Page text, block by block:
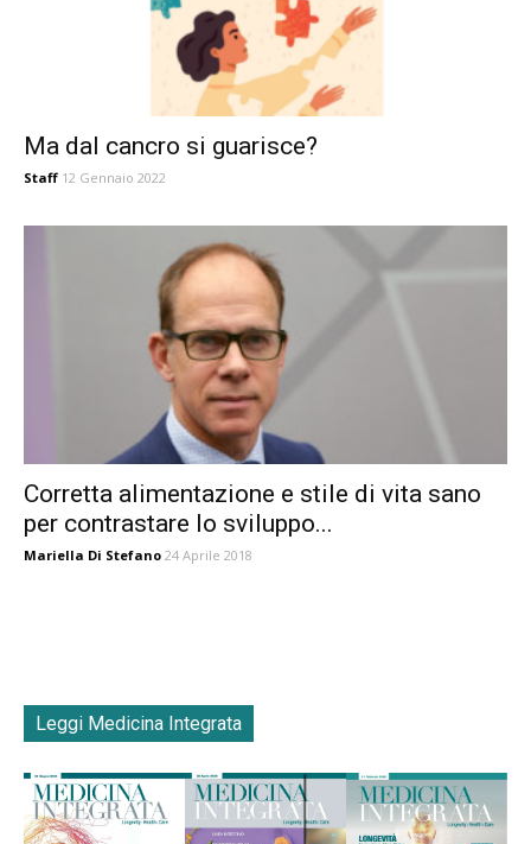
Ma dal cancro si guarisce?
Staff 12 Gennaio 2022
Corretta alimentazione e stile di vita sano
per contrastare lo sviluppo...
Mariella Di Stefano 24 Aprile 2018
Leggi Medicina Integrata